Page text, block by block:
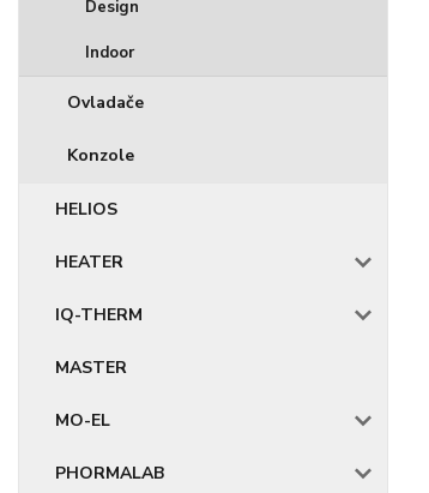
Design
Indoor
Ovladače
Konzole
HELIOS
HEATER
IQ-THERM
MASTER
MO-EL
PHORMALAB